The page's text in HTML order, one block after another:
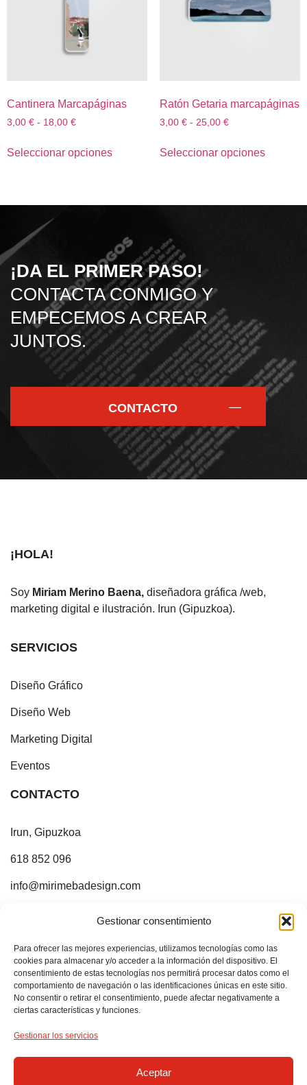
Gestionar consentimiento
Para ofrecer las mejores experiencias, utilizamos tecnologías como las
cookies para almacenar y/o acceder a la información del dispositivo. El
consentimiento de estas tecnologías nos permitirá procesar datos como el
comportamiento de navegación o las identificaciones únicas en este sitio.
No consentir o retirar el consentimiento, puede afectar negativamente a
ciertas características y funciones.
Gestionar los servicios
Aceptar
Cantinera Marcapáginas
3,00 € - 18,00 €
Seleccionar opciones
Ratón Getaria marcapáginas
3,00 € - 25,00 €
Seleccionar opciones
¡DA EL PRIMER PASO!
CONTACTA CONMIGO Y
EMPECEMOS A CREAR
JUNTOS.
CONTACTO
¡HOLA!
Soy Miriam Merino Baena, diseñadora gráfica /web,
marketing digital e ilustración. Irun (Gipuzkoa).
SERVICIOS
Diseño Gráfico
Diseño Web
Marketing Digital
Eventos
CONTACTO
Irun, Gipuzkoa
618 852 096
info@mirimebadesign.com
¡ESTOY EN INTERNET!
Sígueme en: